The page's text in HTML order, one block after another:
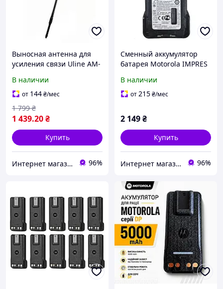
Выносная антенна для
усиления связи Uline AM-
Motorola dp4400, dp4600,
dp4800, r7, r7a
В наличии
от 144₴/мес
1 439.20₴
1 799 ₴
Купить
Интернет магазин Store7 96%
Сменный аккумулятор
батарея Motorola IMPRES
радиостанций Motorola
dp4400, dp4600, dp4800
В наличии
от215₴/мес
2 149₴
Купить
Интернет магазин Store7 96%